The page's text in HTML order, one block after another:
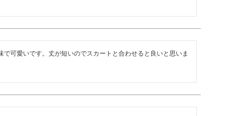
可愛いです。丈が短いのでスカートと合わせると良いと思いま